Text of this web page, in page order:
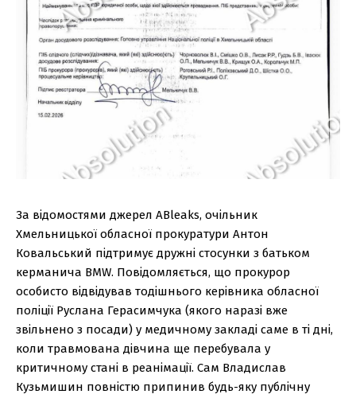
За відомостями джерел ABleaks, очільник
Хмельницької обласної прокуратури Антон
Ковальський підтримує дружні стосунки з батьком
керманича BMW. Повідомляється, що прокурор
особисто відвідував тодішнього керівника обласної
поліції Руслана Герасимчука (якого наразі вже
звільнено з посади) у медичному закладі саме в ті дні,
коли травмована дівчина ще перебувала у
критичному стані в реанімації. Сам Владислав
Кузьмишин повністю припинив будь-яку публічну